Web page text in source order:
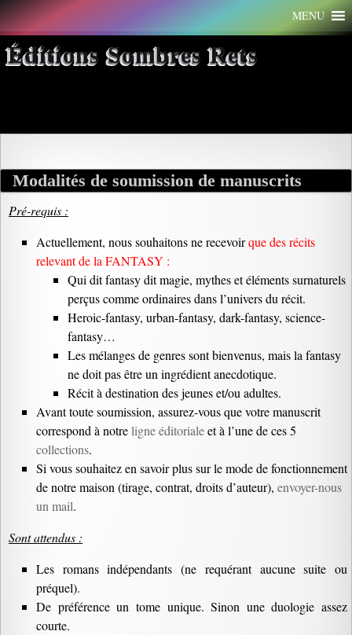
Aller
au
contenu
MENU
Éditions Sombres Rets
Archives par mot-clé : comité
Modalités de soumission de manuscrits
Pré-requis :
Actuellement, nous souhaitons ne recevoirque des récits
relevant de la FANTASY :
Qui dit fantasy dit magie, mythes et éléments surnaturels
perçus comme ordinaires dans l’univers du récit.
Heroic-fantasy, urban-fantasy, dark-fantasy, science-
fantasy…
Les mélanges de genres sont bienvenus, mais la fantasy
ne doit pas être un ingrédient anecdotique.
Récit à destination des jeunes et/ou adultes.
Avant toute soumission, assurez-vous que votre manuscrit
correspond à notreligne éditorialeet à l’une de ces 5
collections.
Si vous souhaitez en savoir plus sur le mode de fonctionnement
de notre maison (tirage, contrat, droits d’auteur), envoyer-nous
un mail.
Sont attendus :
Les romans indépendants (ne requérant aucune suite ou
préquel).
De préférence un tome unique. Sinon une duologie assez
courte.